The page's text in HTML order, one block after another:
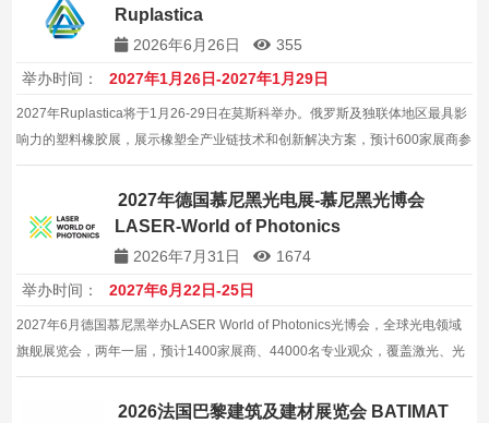
Ruplastica
2026年6月26日
355
举办时间：
2027年1月26日-2027年1月29日
2027年Ruplastica将于1月26-29日在莫斯科举办。俄罗斯及独联体地区最具影
响力的塑料橡胶展，展示橡塑全产业链技术和创新解决方案，预计600家展商参
与展出，展览面积40000平方米。
2027年德国慕尼黑光电展-慕尼黑光博会
LASER-World of Photonics
2026年7月31日
1674
举办时间：
2027年6月22日-25日
2027年6月德国慕尼黑举办LASER World of Photonics光博会，全球光电领域
旗舰展览会，两年一届，预计1400家展商、44000名专业观众，覆盖激光、光
学元件与量子技术，是光电企业拓展欧洲市场与技术创新展示的核心舞台，值
得企业重点参与。2026法国巴黎建筑及建材展览会 BATIMAT